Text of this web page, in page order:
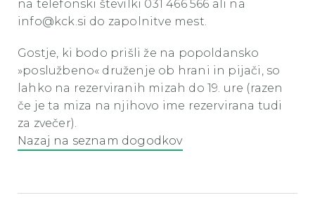
na telefonski številki 031 466 566 ali na
info@kck.si do zapolnitve mest.
Gostje, ki bodo prišli že na popoldansko
»poslužbeno« druženje ob hrani in pijači, so
lahko na rezerviranih mizah do 19. ure (razen
če je ta miza na njihovo ime rezervirana tudi
za zvečer).
Nazaj na seznam dogodkov